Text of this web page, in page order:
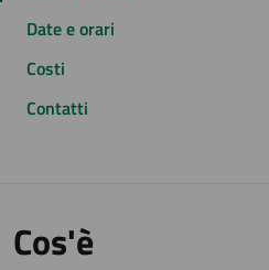
Date e orari
Costi
Contatti
Cos'è